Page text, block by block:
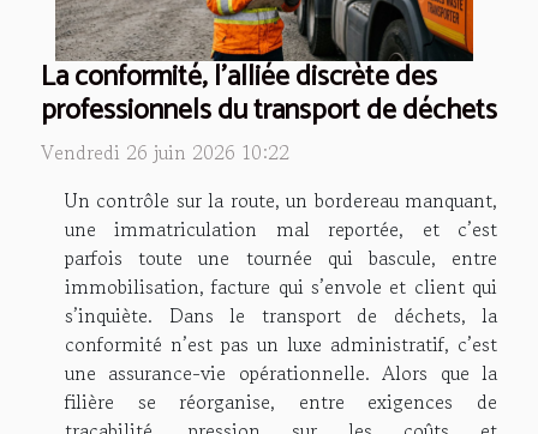
La conformité, l'alliée discrète des
professionnels du transport de déchets
Vendredi 26 juin 2026 10:22
Un contrôle sur la route, un bordereau manquant,
une immatriculation mal reportée, et c’est
parfois toute une tournée qui bascule, entre
immobilisation, facture qui s’envole et client qui
s’inquiète. Dans le transport de déchets, la
conformité n’est pas un luxe administratif, c’est
une assurance-vie opérationnelle. Alors que la
filière se réorganise, entre exigences de